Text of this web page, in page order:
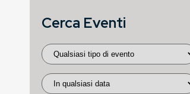
Cerca Eventi